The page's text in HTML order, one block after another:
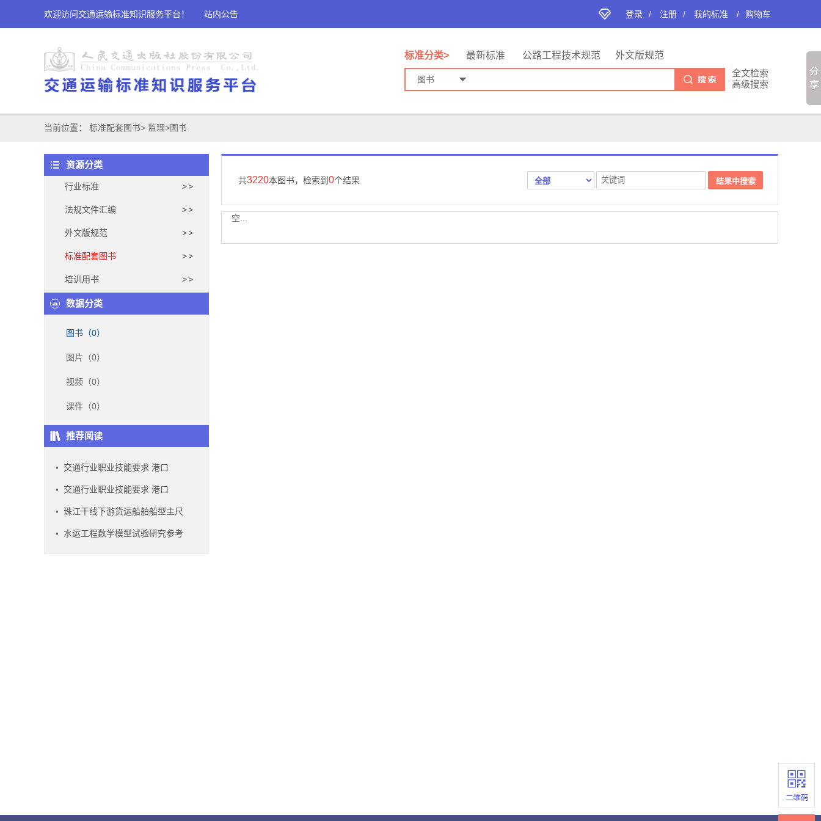
欢迎访问交通运输标准知识服务平台！ 站内公告 登录 / 注册 / 我的标准 / 购物车
标准分类> 最新标准 公路工程技术规范 外文版规范
图书
全文检索
高级搜索
当前位置： 标准配套图书> 监理>图书
资源分类
行业标准
法规文件汇编
外文版规范
标准配套图书
培训用书
数据分类
图书（0）
图片（0）
视频（0）
课件（0）
推荐阅读
交通行业职业技能要求 港口
交通行业职业技能要求 港口
珠江干线下游货运船舶船型主尺
水运工程数学模型试验研究参考
共3220本图书，检索到 0个结果
空...